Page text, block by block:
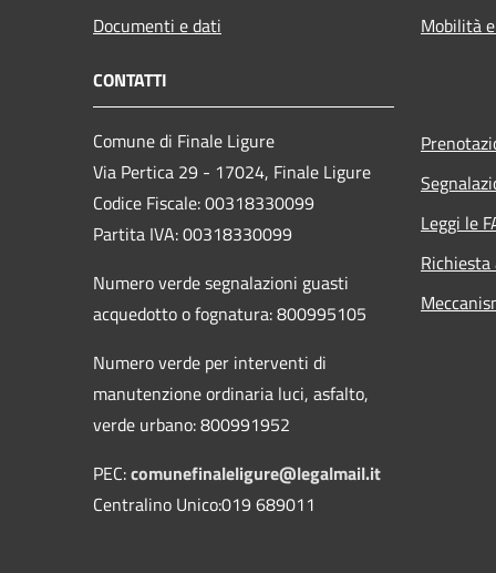
Documenti e dati
Mobilità
CONTATTI
Comune di Finale Ligure
Via Pertica 29 - 17024, Finale Ligure
Codice Fiscale: 00318330099
Partita IVA: 00318330099
Numero verde segnalazioni guasti
acquedotto o fognatura: 800995105
Numero verde per interventi di
manutenzione ordinaria luci, asfalto,
verde urbano: 800991952
PEC:comunefinaleligure@legalmail.it
Centralino Unico:019 689011
Leggi le